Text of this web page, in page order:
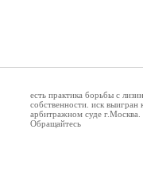
есть практика борьбы с
собственности. иск выигран
арбитражном суде г.Москва.
Обращайтесь